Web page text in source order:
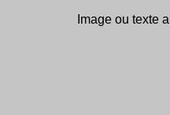
Image ou texte